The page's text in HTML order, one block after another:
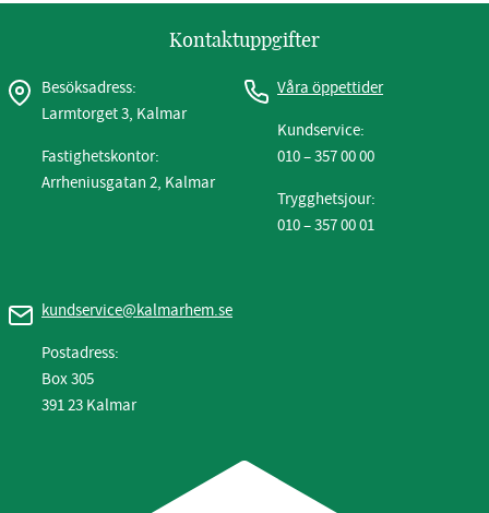
Kontaktuppgifter
Besöksadress:
Larmtorget 3, Kalmar
Fastighetskontor:
Arrheniusgatan 2, Kalmar
Våra öppettider
Kundservice:
010 – 357 00 00
Trygghetsjour:
010 – 357 00 01
kundservice@kalmarhem.se
Postadress:
Box 305
391 23 Kalmar